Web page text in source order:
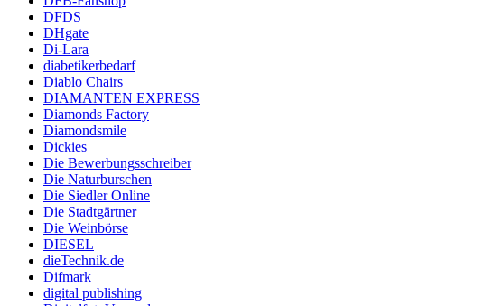
DFDS
DHgate
Di-Lara
diabetikerbedarf
Diablo Chairs
DIAMANTEN EXPRESS
Diamonds Factory
Diamondsmile
Dickies
Die Bewerbungsschreiber
Die Naturburschen
Die Siedler Online
Die Stadtgärtner
Die Weinbörse
DIESEL
dieTechnik.de
Difmark
digital publishing